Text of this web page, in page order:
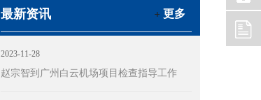
更多
最新资讯
2023-11-28
赵宗智到广州白云机场项目检查指导工作